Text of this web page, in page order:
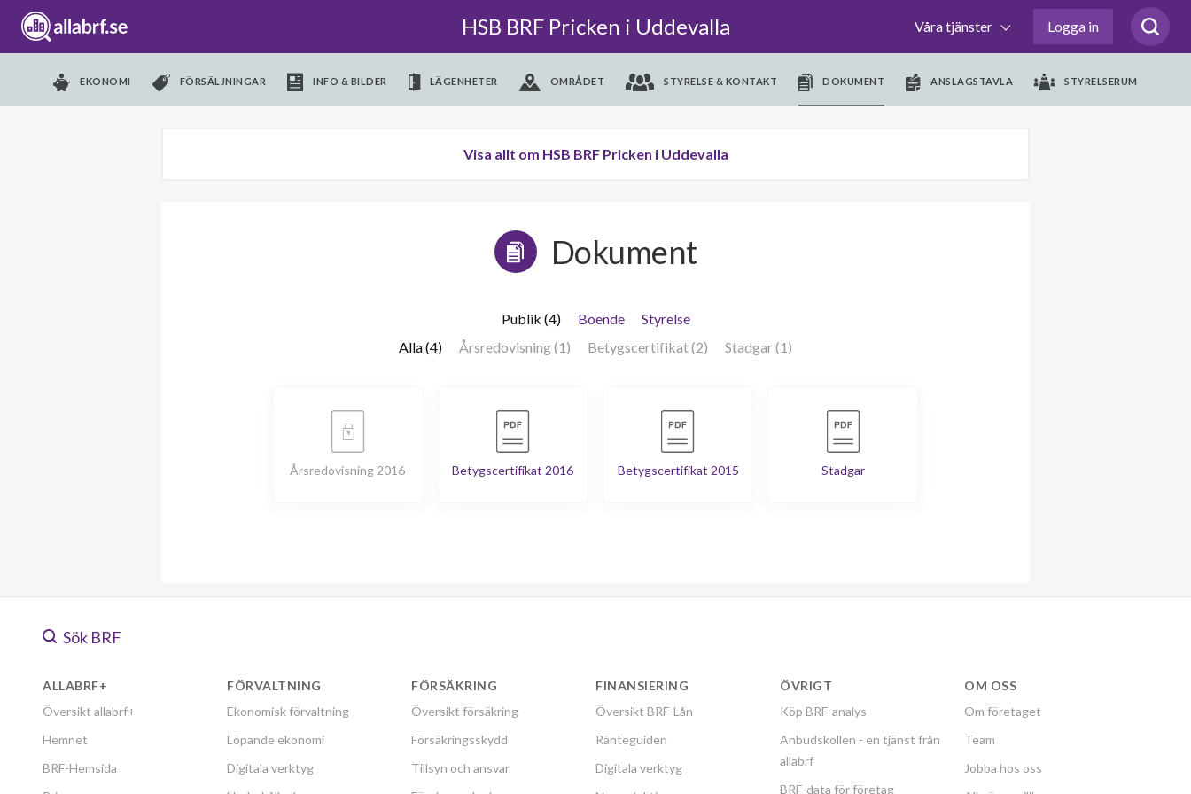
HSB BRF Pricken i Uddevalla Våra tjänster Logga in
EKONOMI FÖRSÄLJNINGAR INFO & BILDER LÄGENHETER OMRÅDET STYRELSE & KONTAKT DOKUMENT ANSLAGSTAVLA STYRELSERUM
Visa allt om HSB BRF Pricken i Uddevalla
Dokument
Publik (4) Boende
Styrelse
Alla (4)
Årsredovisning (1) Betygscertifikat (2) Stadgar (1)
Årsredovisning 2016 Betygscertifikat 2016 Betygscertifikat 2015 Stadgar
Sök BRF
ALLABRF+
Översikt allabrf+
Hemnet
BRF-Hemsida
FÖRVALTNING
Ekonomisk förvaltning
Löpande ekonomi
Digitala verktyg
FÖRSÄKRING
Översikt försäkring
Försäkringsskydd
Tillsyn och ansvar
FINANSIERING
Översikt BRF-Lån
Ränteguiden
Digitala verktyg
ÖVRIGT
Köp BRF-analys
Anbudskollen - en tjänst från
allabrf
BRF-data för företag
OM OSS
Om företaget
Team
Jobba hos oss